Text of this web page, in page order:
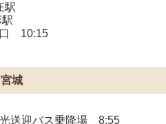
駅
口 10:15
宮城
光送迎バス乗降場 8:55